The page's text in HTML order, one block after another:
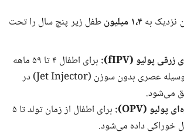
نزدیک به۱،۴ میلیونطفل زیر پنج سال را تحت
زرقی پولیو (fIPV)
:
برای اطفال ۴ تا ۵۹ ماهه
از طریق یک وسیله عصری بدون سوزن (Jet Injector) در
می‌شود.
پولیو (OPV)
:
برای اطفال از زمان تولد تا ۵
خوراکی داده می‌شود.